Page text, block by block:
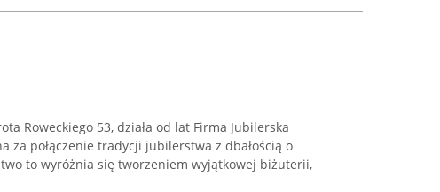
Roweckiego 53, działa od lat Firma Jubilerska
za połączenie tradycji jubilerstwa z dbałością o
to wyróżnia się tworzeniem wyjątkowej biżuterii,